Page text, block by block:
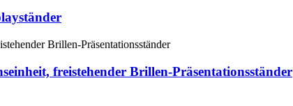
freistehender Brillen-Präsentationsständer